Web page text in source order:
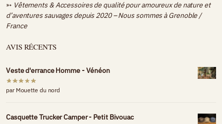
➳ Vêtements & Accessoires de qualité pour amoureux de nature et
d’aventures sauvages depuis 2020 – Nous sommes àGrenoble /
France
AVIS RÉCENTS
Veste d'errance Homme - Vénéon
par Mouette du nord
Casquette Trucker Camper - Petit Bivouac